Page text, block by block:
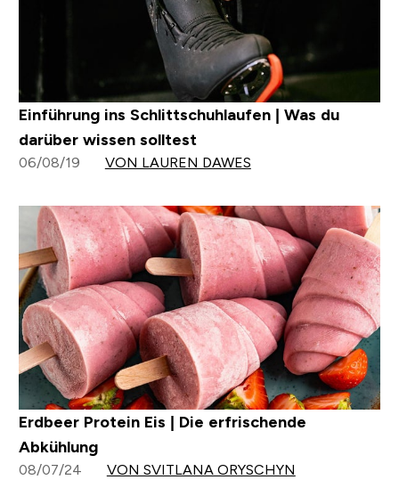
Einführung ins Schlittschuhlaufen | Was du
darüber wissen solltest
06/08/19 VON LAUREN DAWES
Erdbeer Protein Eis | Die erfrischende
Abkühlung
08/07/24 VON SVITLANA ORYSCHYN